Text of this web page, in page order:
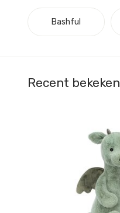
Bashful
Recent bekeken